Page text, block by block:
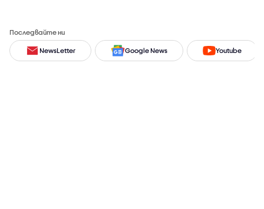
Последвайте ни
NewsLetter Google News Youtube